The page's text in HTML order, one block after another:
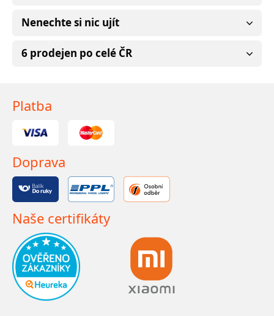
Nenechte si nic ujít
6 prodejen po celé ČR
Platba
Doprava
Naše certifikáty